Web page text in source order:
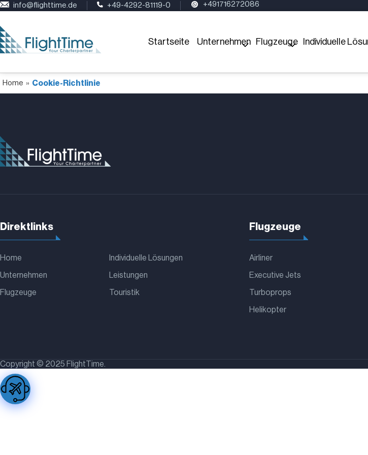
info@flighttime.de +49-4292-81119-0 +491716272086
Startseite Unternehmen Flugzeuge Individuelle
Home » Cookie-Richtlinie
Direktlinks
Home
Unternehmen
Flugzeuge
Individuelle Lösungen
Leistungen
Touristik
Flugzeuge
Airliner
Executive Jets
Turboprops
Helikopter
Copyright © 2025 FlightTime.